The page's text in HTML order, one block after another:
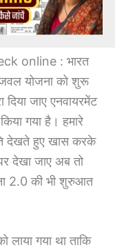
online : भारत
योजना को शुरू
जाए एनवायरमेंट
गया है। हमारे
देखते हुए खास करके
देखा जाए अब तो
2.0 की भी शुरुआत
लाया गया था ताकि